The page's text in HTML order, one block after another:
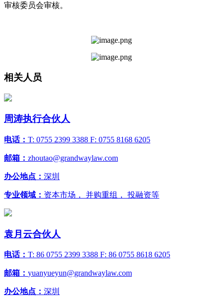
审核委员会审核。
相关人员
周涛执行合伙人
电话： T: 0755 2399 3388 F: 0755 8168 6205
邮箱： zhoutao@grandwaylaw.com
办公地点： 深圳
专业领域： 资本市场， 并购重组， 投融资等
袁月云合伙人
电话： T: 86 0755 2399 3388 F: 86 0755 8618 6205
邮箱： yuanyueyun@grandwaylaw.com
办公地点： 深圳